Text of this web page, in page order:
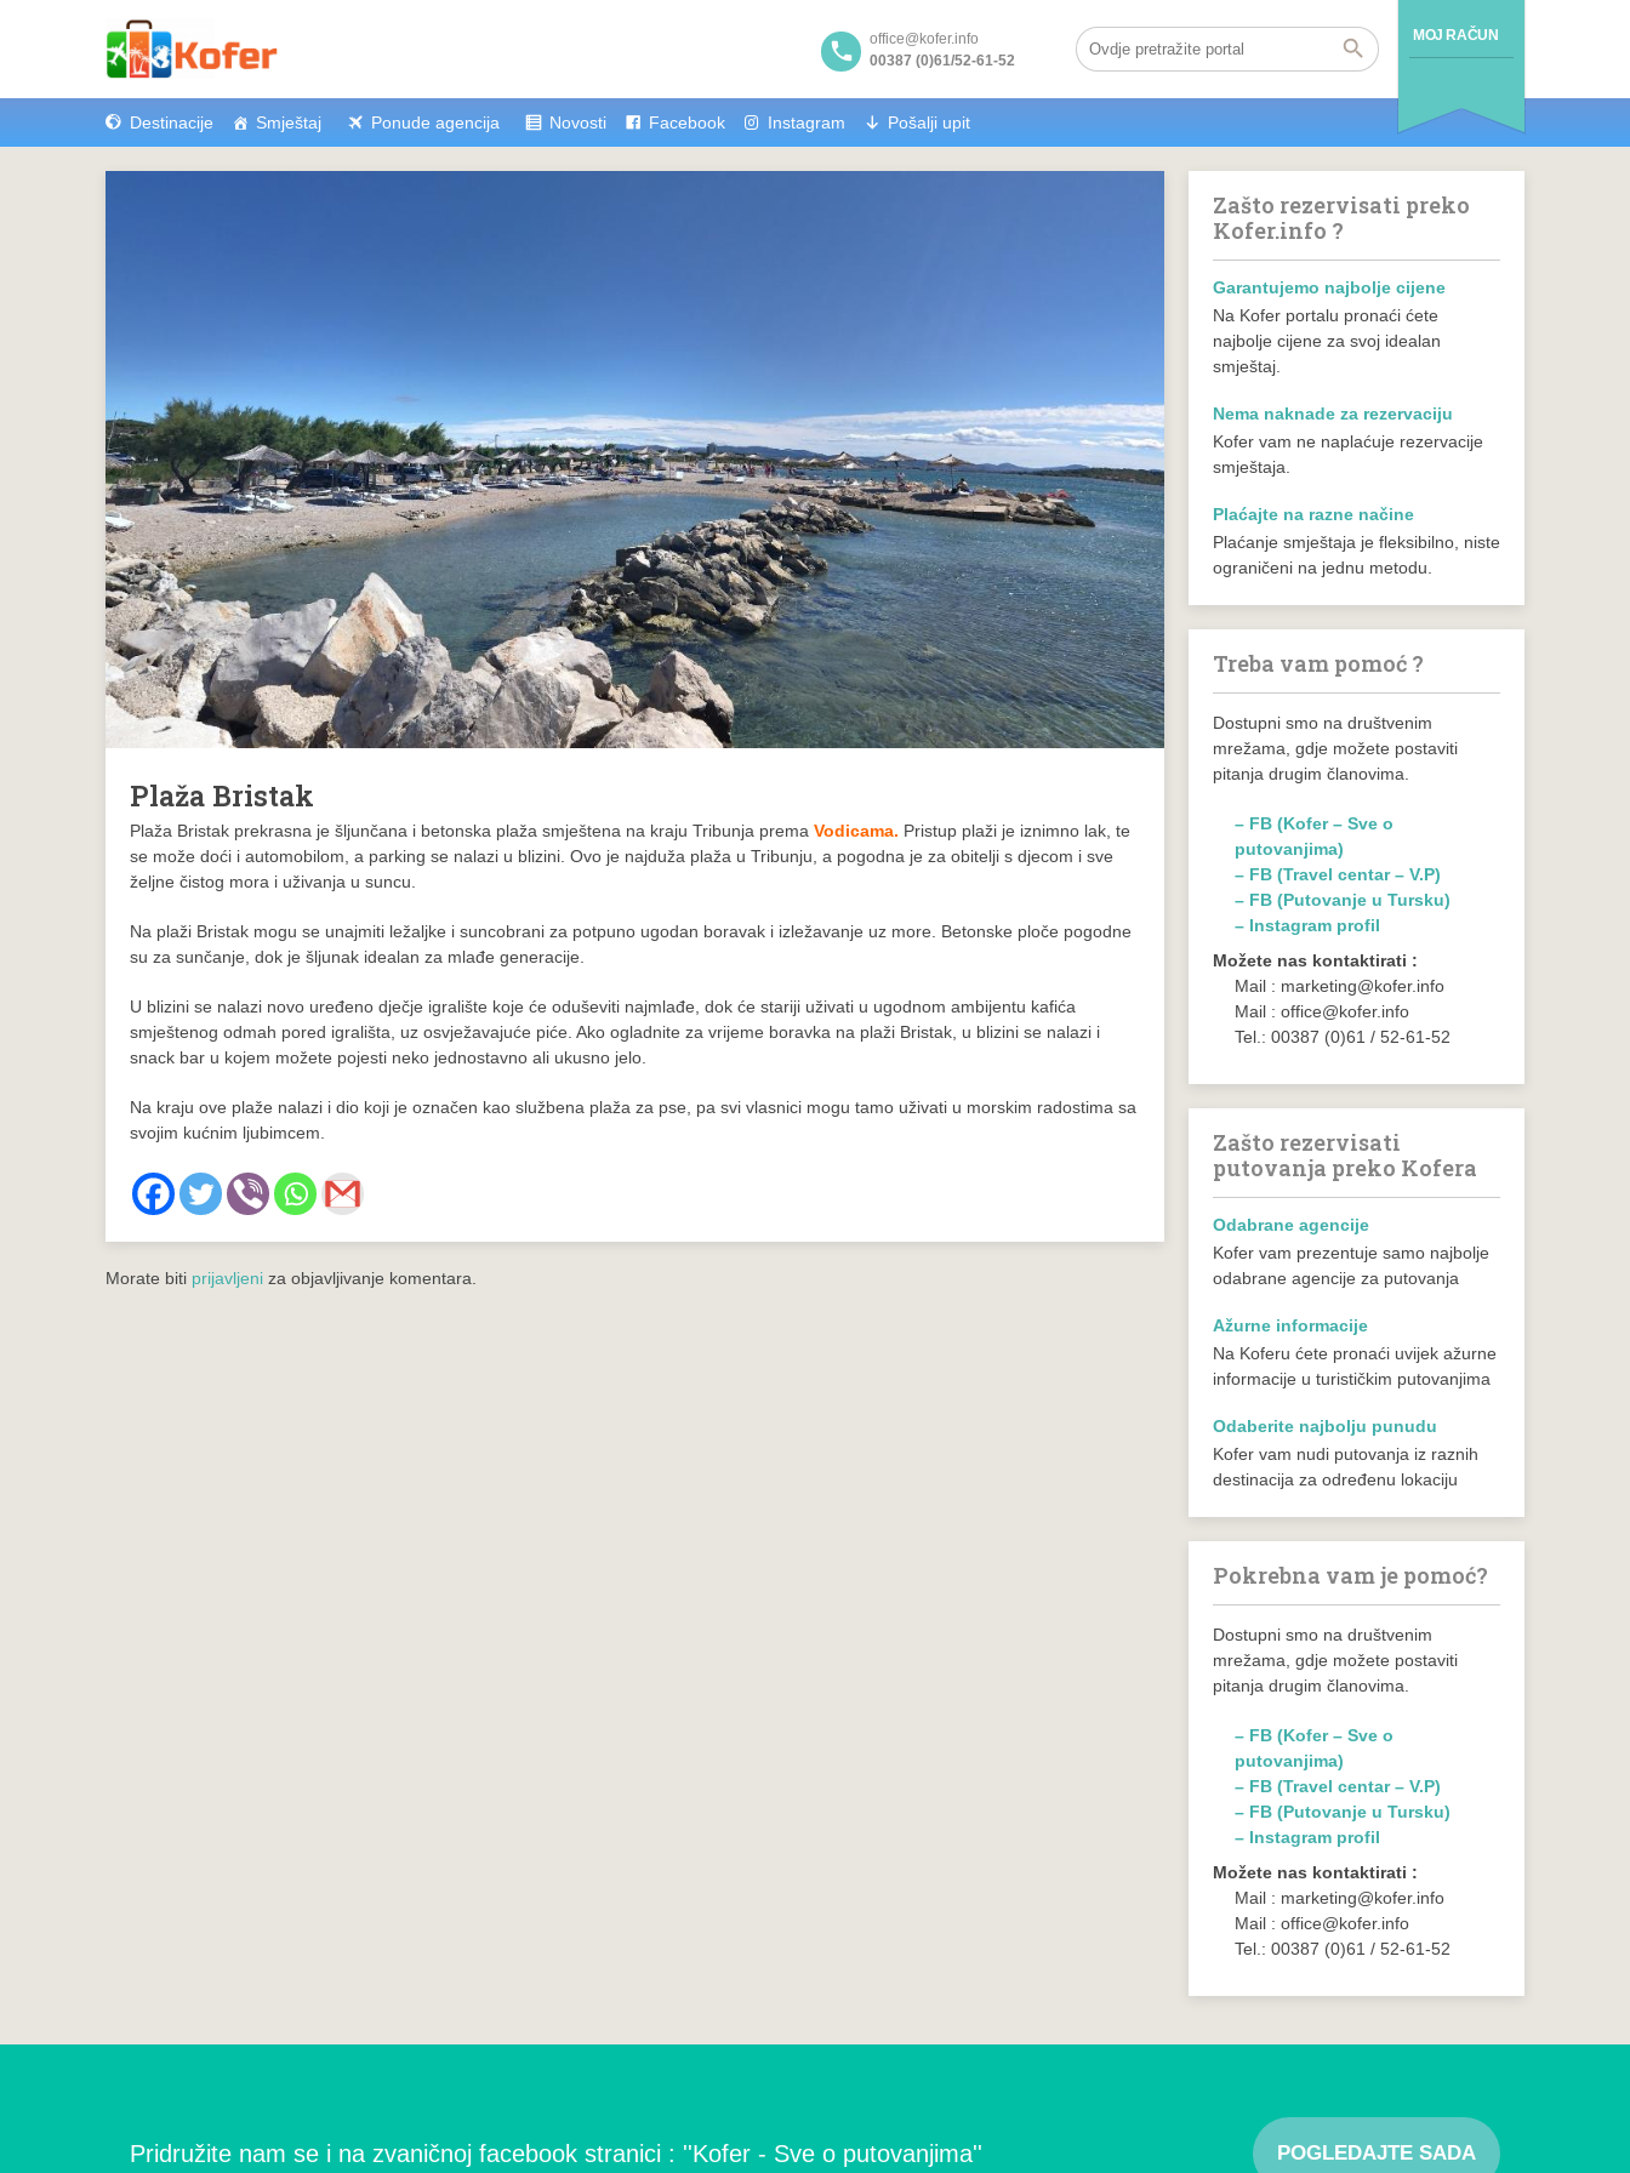
MOJ RAČUN
office@kofer.info
00387 (0)61/52-61-52
Destinacije Smještaj Ponude agencija Novosti Facebook Instagram Pošalji upit
Plaža Bristak
Plaža Bristak prekrasna je šljunčana i betonska plaža smještena na kraju Tribunja prema Vodicama. Pristup plaži je iznimno lak, te
se može doći i automobilom, a parking se nalazi u blizini. Ovo je najduža plaža u Tribunju, a pogodna je za obitelji s djecom i sve
željne čistog mora i uživanja u suncu.
Na plaži Bristak mogu se unajmiti ležaljke i suncobrani za potpuno ugodan boravak i izležavanje uz more. Betonske ploče pogodne
su za sunčanje, dok je šljunak idealan za mlađe generacije.
U blizini se nalazi novo uređeno dječje igralište koje će oduševiti najmlađe, dok će stariji uživati u ugodnom ambijentu kafića
smještenog odmah pored igrališta, uz osvježavajuće piće. Ako ogladnite za vrijeme boravka na plaži Bristak, u blizini se nalazi i
snack bar u kojem možete pojesti neko jednostavno ali ukusno jelo.
Na kraju ove plaže nalazi i dio koji je označen kao službena plaža za pse, pa svi vlasnici mogu tamo uživati u morskim radostima sa
svojim kućnim ljubimcem.
Morate biti prijavljeni za objavljivanje komentara.
Zašto rezervisati preko
Kofer.info ?
Garantujemo najbolje cijene
Na Kofer portalu pronaći ćete
najbolje cijene za svoj idealan
smještaj.
Nema naknade za rezervaciju
Kofer vam ne naplaćuje rezervacije
smještaja.
Plaćajte na razne načine
Plaćanje smještaja je fleksibilno, niste
ograničeni na jednu metodu.
Treba vam pomoć ?
Dostupni smo na društvenim
mrežama, gdje možete postaviti
pitanja drugim članovima.
– FB (Kofer – Sve o
putovanjima)
– FB (Travel centar – V.P)
– FB (Putovanje u Tursku)
– Instagram profil
Možete nas kontaktirati :
Mail : marketing@kofer.info
Mail : office@kofer.info
Tel.: 00387 (0)61 / 52-61-52
Zašto rezervisati
putovanja preko Kofera
Odabrane agencije
Kofer vam prezentuje samo najbolje
odabrane agencije za putovanja
Ažurne informacije
Na Koferu ćete pronaći uvijek ažurne
informacije u turističkim putovanjima
Odaberite najbolju punudu
Kofer vam nudi putovanja iz raznih
destinacija za određenu lokaciju
Pokrebna vam je pomoć?
Dostupni smo na društvenim
mrežama, gdje možete postaviti
pitanja drugim članovima.
– FB (Kofer – Sve o
putovanjima)
– FB (Travel centar – V.P)
– FB (Putovanje u Tursku)
– Instagram profil
Možete nas kontaktirati :
Mail : marketing@kofer.info
Mail : office@kofer.info
Tel.: 00387 (0)61 / 52-61-52
Pridružite nam se i na zvaničnoj facebook stranici : ''Kofer - Sve o putovanjima'' POGLEDAJTE SADA